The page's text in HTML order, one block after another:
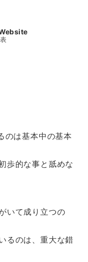
のは基本中の基本
歩的な事と舐めな
いて成り立つの
るのは、重大な錯